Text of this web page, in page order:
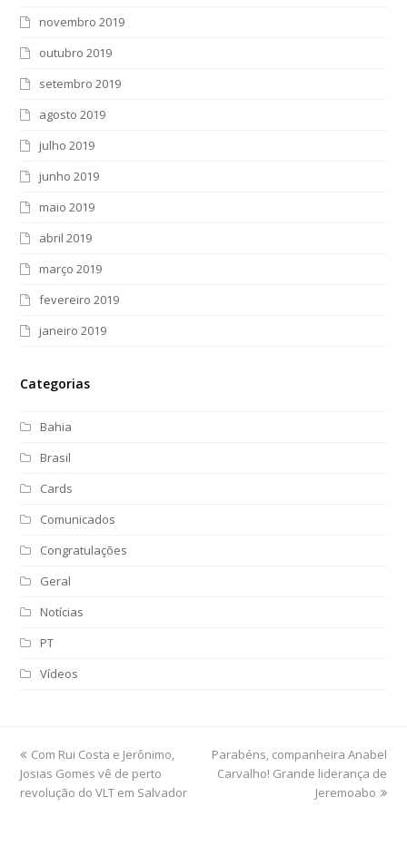
novembro 2019
outubro 2019
setembro 2019
agosto 2019
julho 2019
junho 2019
maio 2019
abril 2019
março 2019
fevereiro 2019
janeiro 2019
Categorias
Bahia
Brasil
Cards
Comunicados
Congratulações
Geral
Notícias
PT
Vídeos
previous
post:
Com Rui Costa e Jerônimo,
Josias Gomes vê de perto
revolução do VLT em Salvador
next
post:
Parabéns, companheira Anabel
Carvalho! Grande liderança de
Jeremoabo